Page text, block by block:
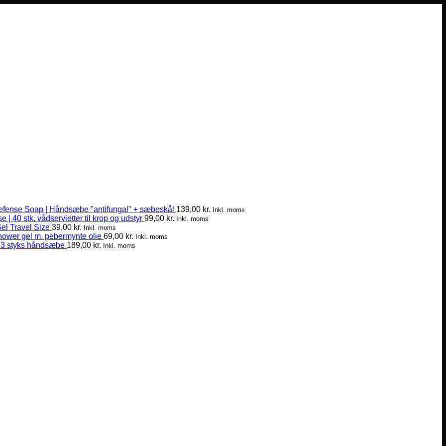
Soap | Håndsæbe "antifungal" + sæbeskål 139,00 kr. Inkl. moms
| 40 stk. vådservietter til krop og udstyr 99,00 kr. Inkl. moms
Travel Size 39,00 kr. Inkl. moms
gel m. pebermynte olie 69,00 kr. Inkl. moms
styks håndsæbe 189,00 kr. Inkl. moms